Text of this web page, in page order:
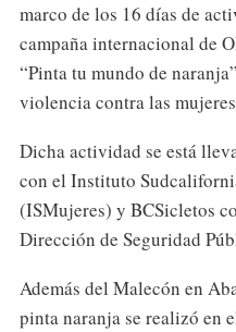
marco de los 16 días de
campaña internacional de
“Pinta tu mundo de
violencia contra las
Dicha actividad se está
con el Instituto
(ISMujeres) y BCSicletos
Dirección de Seguridad
Además del Malecón en
pinta naranja se realizó en